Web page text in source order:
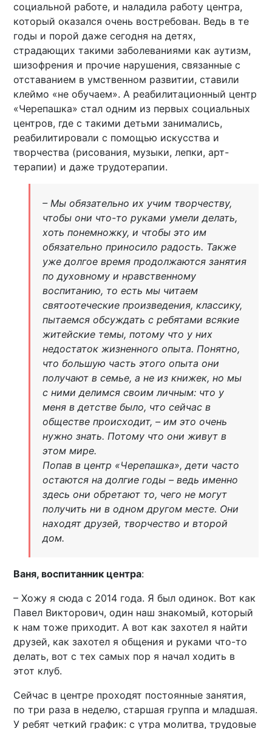
социальной работе, и наладила работу центра,
который оказался очень востребован. Ведь в те
годы и порой даже сегодня на детях,
страдающих такими заболеваниями как аутизм,
шизофрения и прочие нарушения, связанные с
отставанием в умственном развитии, ставили
клеймо «не обучаем». А реабилитационный центр
«Черепашка» стал одним из первых социальных
центров, где с такими детьми занимались,
реабилитировали с помощью искусства и
творчества (рисования, музыки, лепки, арт-
терапии) и даже трудотерапии.
– Мы обязательно их учим творчеству,
чтобы они что-то руками умели делать,
хоть понемножку, и чтобы это им
обязательно приносило радость. Также
уже долгое время продолжаются занятия
по духовному и нравственному
воспитанию, то есть мы читаем
святоотеческие произведения, классику,
пытаемся обсуждать с ребятами всякие
житейские темы, потому что у них
недостаток жизненного опыта. Понятно,
что большую часть этого опыта они
получают в семье, а не из книжек, но мы
с ними делимся своим личным: что у
меня в детстве было, что сейчас в
обществе происходит, – им это очень
нужно знать. Потому что они живут в
этом мире.
Попав в центр «Черепашка», дети часто
остаются на долгие годы – ведь именно
здесь они обретают то, чего не могут
получить ни в одном другом месте. Они
находят друзей, творчество и второй
дом.
Ваня, воспитанник центра:
– Хожу я сюда с 2014 года. Я был одинок. Вот как
Павел Викторович, один наш знакомый, который
к нам тоже приходит. А вот как захотел я найти
друзей, как захотел я общения и руками что-то
делать, вот с тех самых пор я начал ходить в
этот клуб.
Сейчас в центре проходят постоянные занятия,
по три раза в неделю, старшая группа и младшая.
У ребят четкий график: с утра молитва, трудовые